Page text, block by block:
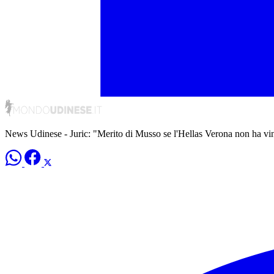
News Udinese - Juric: "Merito di Musso se l'Hellas Verona non ha